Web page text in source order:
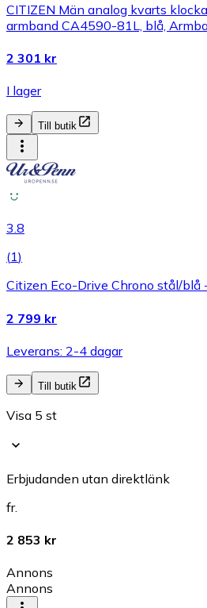
CITIZEN Män analog kvarts
armband CA4590-81L, blå,
2 301 kr
I lager
Till butik
3.8
(1)
Citizen Eco-Drive Chrono stål/
2 799 kr
Leverans: 2-4 dagar
Till butik
Visa 5 st
Erbjudanden utan direktlänk
fr.
2 853 kr
Annons
Annons